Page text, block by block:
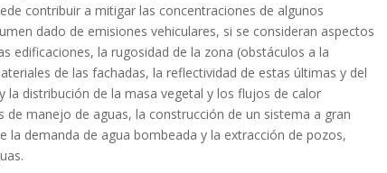
contribuir a mitigar las concentraciones de algunos
dado de emisiones vehiculares, si se consideran aspectos
edificaciones, la rugosidad de la zona (obstáculos a la
de las fachadas, la reflectividad de estas últimas y del
la distribución de la masa vegetal y los flujos de calor
de manejo de aguas, la construcción de un sistema a gran
la demanda de agua bombeada y la extracción de pozos,